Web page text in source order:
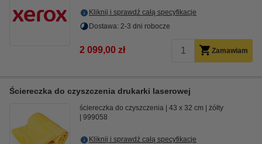
Kliknij i sprawdź całą specyfikacje
Dostawa: 2-3 dni robocze
2 099,00 zł Zamawiam
Ściereczka do czyszczenia drukarki laserowej
ściereczka do czyszczenia 43 x 32 cm
żółty
999058
Kliknij i sprawdź całą specyfikacje